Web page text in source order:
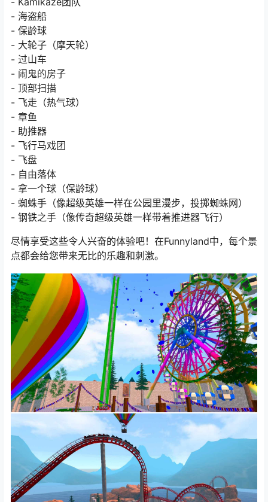
- 海盗船
- 保龄球
- 大轮子（摩天轮）
- 过山车
- 闹鬼的房子
- 顶部扫描
- 飞走（热气球）
- 章鱼
- 助推器
- 飞行马戏团
- 飞盘
- 自由落体
- 拿一个球（保龄球）
- 蜘蛛手（像超级英雄一样在公园里漫步，投掷蜘蛛网）
- 钢铁之手（像传奇超级英雄一样带着推进器飞行）
尽情享受这些令人兴奋的体验吧！在Funnyland中，每个景
点都会给您带来无比的乐趣和刺激。